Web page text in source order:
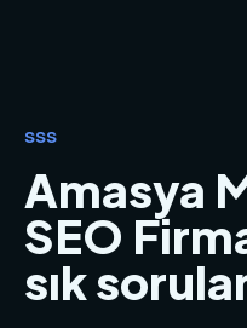
SSS
Amasya
SEO
sık